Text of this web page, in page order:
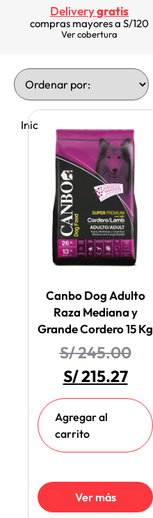
Deliverygratis
compras mayores a S/120
Ver cobertura
Inicio
Canbo Dog Adulto
Raza Mediana y
Grande Cordero 15 Kg
S/245.00
S/215.27
Agregar al
carrito
Ver más